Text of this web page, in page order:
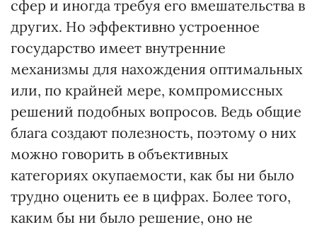
сфер и иногда требуя его вмешательства в
других. Но эффективно устроенное
государство имеет внутренние
механизмы для нахождения оптимальных
или, по крайней мере, компромиссных
решений подобных вопросов. Ведь общие
блага создают полезность, поэтому о них
можно говорить в объективных
категориях окупаемости, как бы ни было
трудно оценить ее в цифрах. Более того,
каким бы ни было решение, оно не